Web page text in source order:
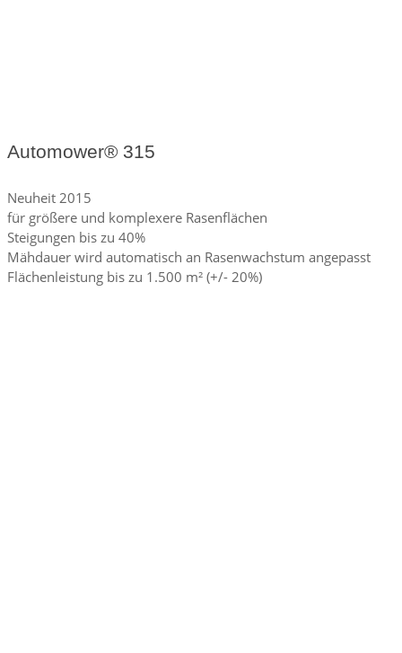
Automower® 315
Neuheit 2015
für größere und komplexere Rasenflächen
Steigungen bis zu 40%
Mähdauer wird automatisch an Rasenwachstum angepasst
Flächenleistung bis zu 1.500 m² (+/- 20%)